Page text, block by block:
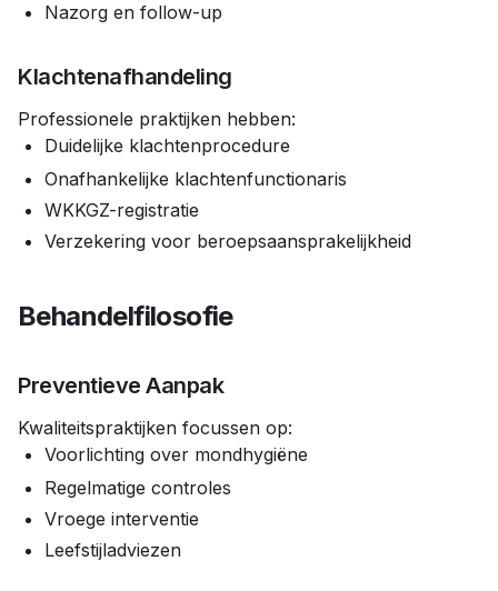
Nazorg en follow-up
Klachtenafhandeling
Professionele praktijken hebben:
Duidelijke klachtenprocedure
Onafhankelijke klachtenfunctionaris
WKKGZ-registratie
Verzekering voor beroepsaansprakelijkheid
Behandelfilosofie
Preventieve Aanpak
Kwaliteitspraktijken focussen op:
Voorlichting over mondhygiëne
Regelmatige controles
Vroege interventie
Leefstijladviezen